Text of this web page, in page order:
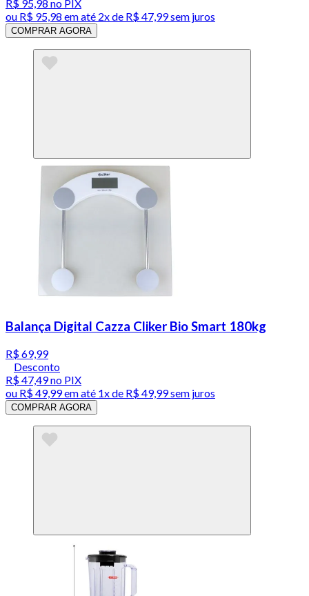
R$ 95,98 no PIX
ou R$ 95,98 em até 2x de R$ 47,99 sem juros
COMPRAR AGORA
Balança Digital Cazza Cliker Bio Smart 180kg
R$ 69,99
Desconto
R$ 47,49no PIX
ou R$ 49,99em até 1x de R$ 49,99sem juros
COMPRAR AGORA